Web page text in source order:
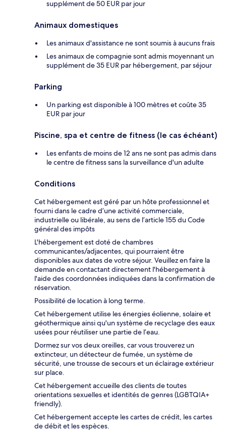
supplément de 50 EUR par jour
Animaux domestiques
Les animaux d'assistance ne sont soumis à aucuns frais
Les animaux de compagnie sont admis moyennant un
supplément de 35 EUR par hébergement, par séjour
Parking
Un parking est disponible à 100 mètres et coûte 35
EUR par jour
Piscine, spa et centre de fitness (le cas échéant)
Les enfants de moins de 12 ans ne sont pas admis dans
le centre de fitness sans la surveillance d'un adulte
Conditions
Cet hébergement est géré par un hôte professionnel et
fourni dans le cadre d’une activité commerciale,
industrielle ou libérale, au sens de l’article 155 du Code
général des impôts
L'hébergement est doté de chambres
communicantes/adjacentes, qui pourraient être
disponibles aux dates de votre séjour. Veuillez en faire la
demande en contactant directement l'hébergement à
l'aide des coordonnées indiquées dans la confirmation de
réservation.
Possibilité de location à long terme.
Cet hébergement utilise les énergies éolienne, solaire et
géothermique ainsi qu'un système de recyclage des eaux
usées pour réutiliser une partie de l’eau.
Dormez sur vos deux oreilles, car vous trouverez un
extincteur, un détecteur de fumée, un système de
sécurité, une trousse de secours et un éclairage extérieur
sur place.
Cet hébergement accueille des clients de toutes
orientations sexuelles et identités de genres (LGBTQIA+
friendly).
Cet hébergement accepte les cartes de crédit, les cartes
de débit et les espèces.